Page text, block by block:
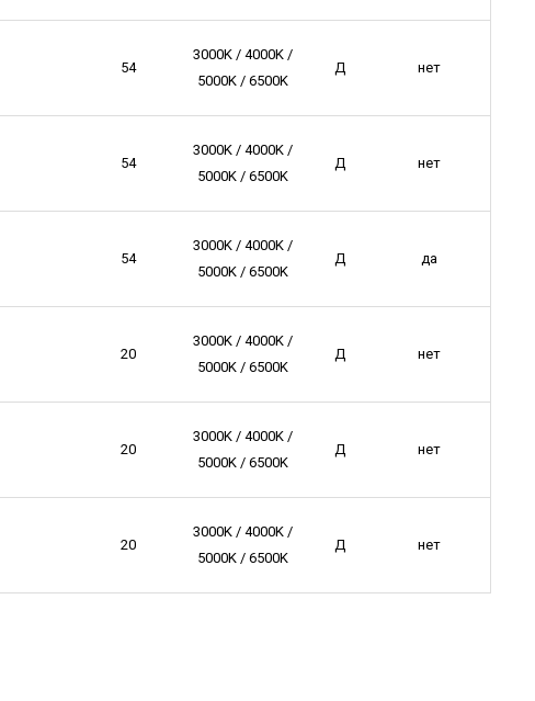
54
3000K / 4000K /
5000K / 6500K
Д нет
54
3000K / 4000K /
5000K / 6500K
Д нет
54
3000K / 4000K /
5000K / 6500K
Д да
20
3000K / 4000K /
5000K / 6500K
Д нет
20
3000K / 4000K /
5000K / 6500K
Д нет
20
3000K / 4000K /
5000K / 6500K
Д нет